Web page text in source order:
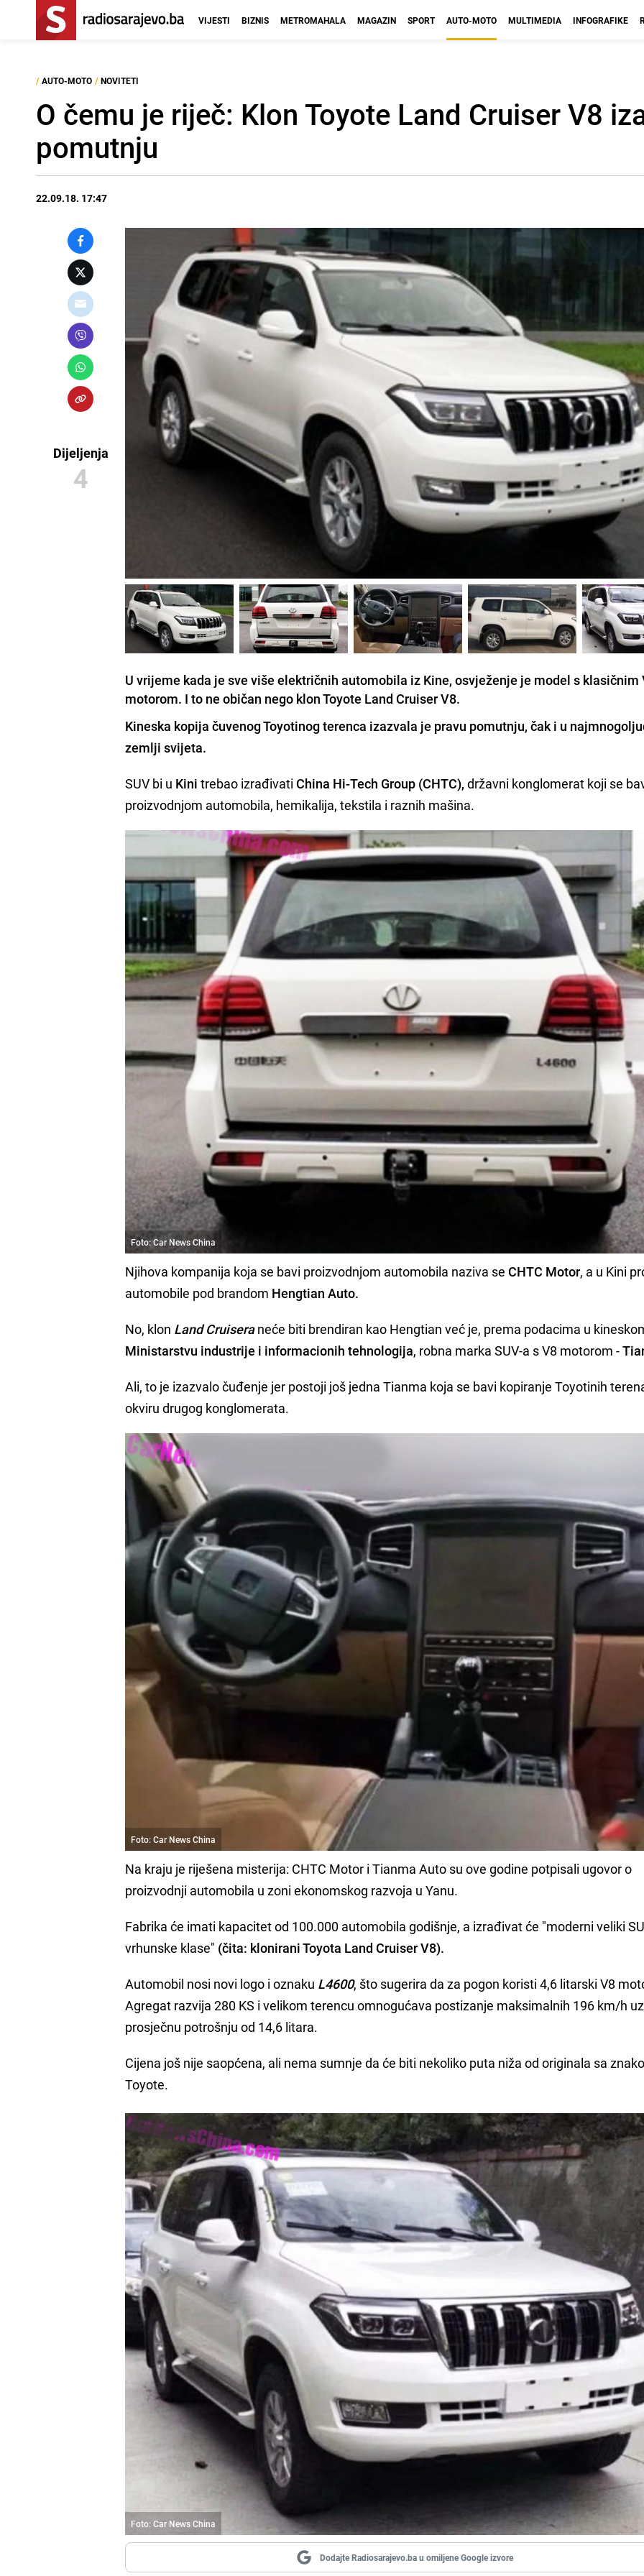
VIJESTI BIZNIS METROMAHALA MAGAZIN SPORT AUTO-MOTO MULTIMEDIA INFOGRAFIKE
/ AUTO-MOTO / NOVITETI
O čemu je riječ: Klon Toyote Land Cruiser V8
pomutnju
22.09.18. 17:47
Dijeljenja
4
U vrijeme kada je sve više električnih automobila iz Kine, osvježenje je model s klasičnim
motorom. I to ne običan nego klon Toyote Land Cruiser V8.
Kineska kopija čuvenog Toyotinog terenca izazvala je pravu pomutnju, čak i u
zemlji svijeta.
SUV bi u Kini trebao izrađivatiChina Hi-Tech Group (CHTC), državni konglomerat koji se
proizvodnjom automobila, hemikalija, tekstila i raznih mašina.
Foto: Car News China
Njihova kompanija koja se bavi proizvodnjom automobila naziva seCHTC Motor, a u Kini
automobile pod brandom Hengtian Auto.
No, klon Land Cruiseraneće biti brendiran kao Hengtian već je, prema podacima u
Ministarstvu industrije i informacionih tehnologija, robna marka SUV-a s V8 motorom -
Ali, to je izazvalo čuđenje jer postoji još jedna Tianma koja se bavi kopiranje Toyotinih
okviru drugog konglomerata.
Foto: Car News China
Na kraju je riješena misterija: CHTC Motor i Tianma Auto su ove godine potpisali ugovor o
proizvodnji automobila u zoni ekonomskog razvoja u Yanu.
Fabrika će imati kapacitet od 100.000 automobila godišnje, a izrađivat će "moderni veliki
vrhunske klase" (čita: klonirani Toyota Land Cruiser V8).
Automobil nosi novi logo i oznaku L4600, što sugerira da za pogon koristi 4,6 litarski V8
Agregat razvija 280 KS i velikom terencu omnogućava postizanje maksimalnih 196 km/h uz
prosječnu potrošnju od 14,6 litara.
Cijena još nije saopćena, ali nema sumnje da će biti nekoliko puta niža od originala sa
Toyote.
Foto: Car News China
Dodajte Radiosarajevo.ba u omiljene Google izvore